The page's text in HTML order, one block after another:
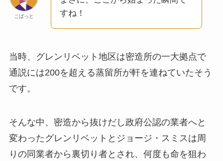
こばっと
すね！
当時、グレンリベット地区は密造所の一大拠点で
通説には200を超える蒸留所が軒を連ねていたそう
です。
そんな中、密造から抜けだし政府公認の業者へと
変わったグレンリベットとジョージ・スミスは周
りの同業者から裏切り者とされ、何度も命を狙わ